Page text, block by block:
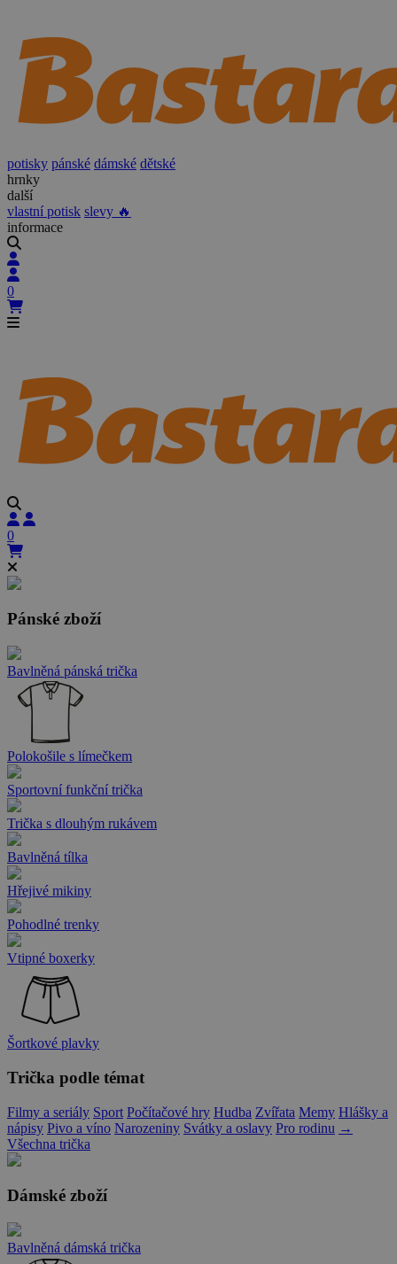
potisky pánské dámské dětské
hrnky
další
vlastní potisk slevy 🔥
informace
0
0
Pánské zboží
Bavlněná pánská trička
Polokošile s límečkem
Sportovní funkční trička
Trička s dlouhým rukávem
Bavlněná tílka
Hřejivé mikiny
Pohodlné trenky
Vtipné boxerky
Šortkové plavky
Trička podle témat
Filmy a seriály Sport Počítačové hry Hudba Zvířata Memy Hlášky a
nápisy Pivo a víno Narozeniny Svátky a oslavy Pro rodinu →
Všechna trička
Dámské zboží
Bavlněná dámská trička